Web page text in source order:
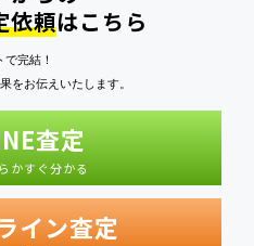
依頼はこちら
で完結！
をお伝えいたします。
査定
かすぐ分かる
イン査定